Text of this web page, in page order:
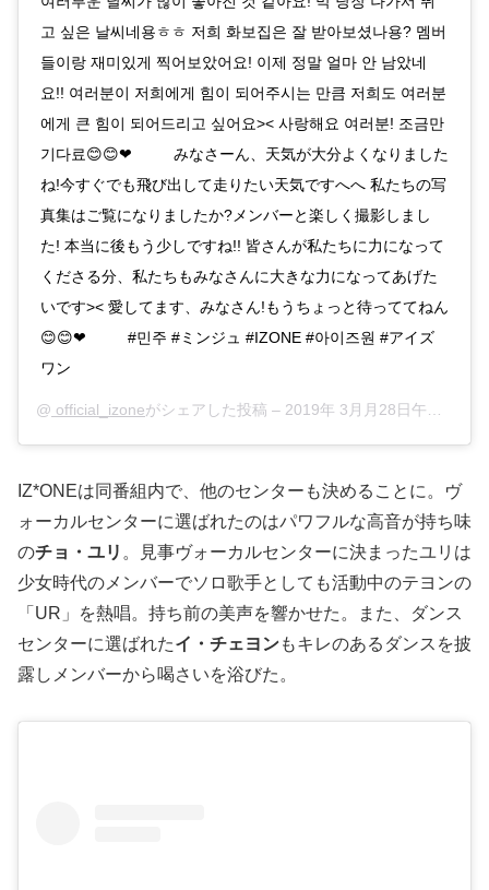
고 싶은 날씨네용ㅎㅎ 저희 화보집은 잘 받아보셨나용? 멤버
들이랑 재미있게 찍어보았어요! 이제 정말 얼마 안 남았네
요!! 여러분이 저희에게 힘이 되어주시는 만큼 저희도 여러분
에게 큰 힘이 되어드리고 싶어요>< 사랑해요 여러분! 조금만
기다료😊😊❤ ⠀⠀⠀ みなさーん、天気が大分よくなりました
ね!今すぐでも飛び出して走りたい天気ですへへ 私たちの写
真集はご覧になりましたか?メンバーと楽しく撮影しまし
た! 本当に後もう少しですね!! 皆さんが私たちに力になって
くださる分、私たちもみなさんに大きな力になってあげた
いです>< 愛してます、みなさん!もうちょっと待っててねん
😊😊❤ ⠀⠀⠀ #민주 #ミンジュ #IZONE #아이즈원 #アイズ
ワン
@ official_izoneがシェアした投稿 – 2019年 3月月28日午前12時15分PDT
IZ*ONEは同番組内で、他のセンターも決めることに。ヴ
ォーカルセンターに選ばれたのはパワフルな高音が持ち味
のチョ・ユリ 。見事ヴォーカルセンターに決まったユリは
少女時代のメンバーでソロ歌手としても活動中のテヨンの
「UR」を熱唱。持ち前の美声を響かせた。また、ダンス
センターに選ばれたイ・チェヨンもキレのあるダンスを披
露しメンバーから喝さいを浴びた。